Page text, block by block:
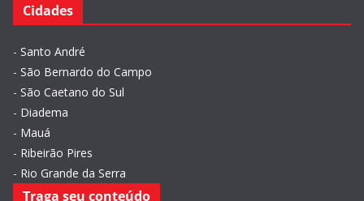
Cidades
- Santo André
- São Bernardo do Campo
- São Caetano do Sul
- Diadema
- Mauá
- Ribeirão Pires
- Rio Grande da Serra
Traga seu conteúdo